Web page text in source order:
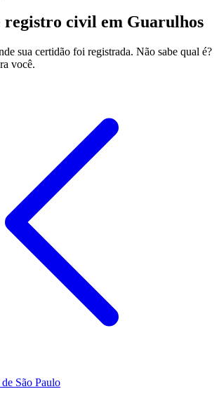
registro civil em Guarulhos
sua certidão foi registrada. Não sabe qual é?
você.
São Paulo